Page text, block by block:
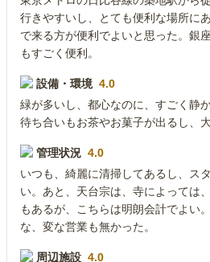
行きやすいし、とても便利な場所に
で来る方が便利でよいと思った。銀
もすごく便利。
設備・環境 4.0
緑が多いし、都心なのに、すごく静
待ち合いもお茶やお菓子が出るし、
管理状況 4.0
いつも、綺麗に清掃してあるし、ス
い。あと、天台宗は、寺によっては
もあるが、こちらは明朗会計でよい
な、変な営業も無かった。
周辺施設 4.0